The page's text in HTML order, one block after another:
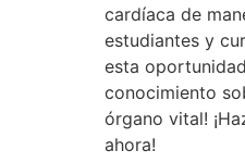
cardíaca de
estudiantes y
esta
conocimiento
órgano vital!
ahora!